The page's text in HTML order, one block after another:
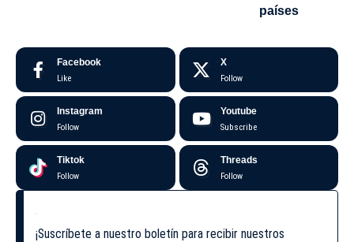
países
Facebook
Like
X
Follow
Instagram
Follow
Youtube
Subscribe
Tiktok
Follow
Threads
Follow
¡Suscríbete a nuestro boletín para recibir nuestros